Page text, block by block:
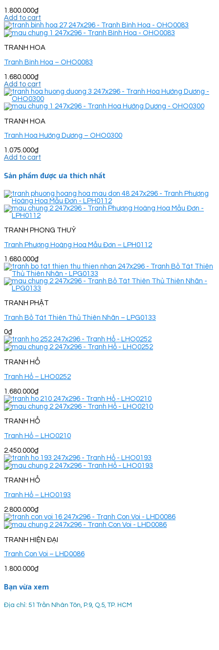
1.800.000₫
Add to cart
TRANH HOA
Tranh Bình Hoa – OHO0083
1.680.000₫
Add to cart
TRANH HOA
Tranh Hoa Hướng Dương – OHO0300
1.075.000₫
Add to cart
Sản phẩm được ưa thích nhất
TRANH PHONG THUỶ
Tranh Phượng Hoàng Hoa Mẫu Đơn – LPH0112
1.680.000₫
TRANH PHẬT
Tranh Bồ Tát Thiên Thủ Thiên Nhãn – LPG0133
0₫
TRANH HỔ
Tranh Hổ – LHO0252
1.680.000₫
TRANH HỔ
Tranh Hổ – LHO0210
2.450.000₫
TRANH HỔ
Tranh Hổ – LHO0193
2.800.000₫
TRANH HIỆN ĐẠI
Tranh Con Voi – LHD0086
1.800.000₫
Bạn vừa xem
Địa chỉ: 51 Trần Nhân Tôn, P.9, Q.5, TP. HCM